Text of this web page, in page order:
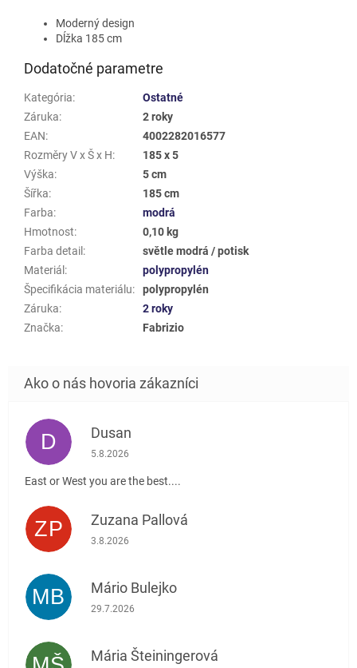
Moderný design
Dĺžka 185 cm
Dodatočné parametre
Kategória:
Ostatné
Záruka:
2 roky
EAN:
4002282016577
Rozměry V x Š x H:
185 x 5
Výška:
5 cm
Šířka:
185 cm
Farba:
modrá
Hmotnost:
0,10 kg
Farba detail :
světle modrá / potisk
Materiál :
polypropylén
Špecifikácia materiálu:
polypropylén
Záruka:
2 roky
Značka: Fabrizio
D Dusan
Hodnotenie obchodu je 5 z 5 hviezdičiek.
5.8.2026
East or West you are the best....
ZP Zuzana Pallová
Hodnotenie obchodu je 5 z 5 hviezdičiek.
3.8.2026
MB Mário Bulejko
Hodnotenie obchodu je 5 z 5 hviezdičiek.
29.7.2026
Mária Šteiningerová